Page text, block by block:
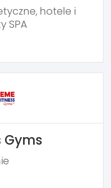
hotele i
SPA
Gyms